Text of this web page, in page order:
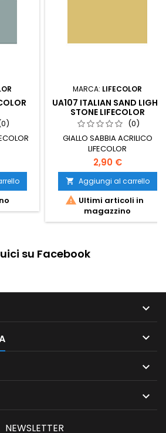
MARCA: LIFECOLOR
UA107 ITALIAN SAND LIGHT
STONE LIFECOLOR
(0)
GIALLO SABBIA ACRILICO
LIFECOLOR
2,90 €
 Aggiungi al carrello
 Ultimi articoli in
magazzino
su Facebook




NEWSLETTER